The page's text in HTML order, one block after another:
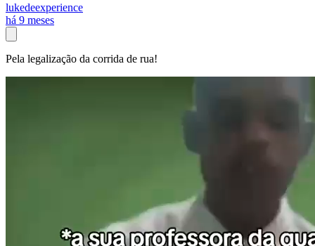
lukedeexperience
há 9 meses
Pela legalização da corrida de rua!